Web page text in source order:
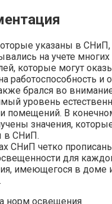
указаны в СНиП,
на учете многих
которые могут
работоспособность и
брался во
уровень
помещений. В
значения,
в СНиП.
СНиП четко
для
имеющегося в доме